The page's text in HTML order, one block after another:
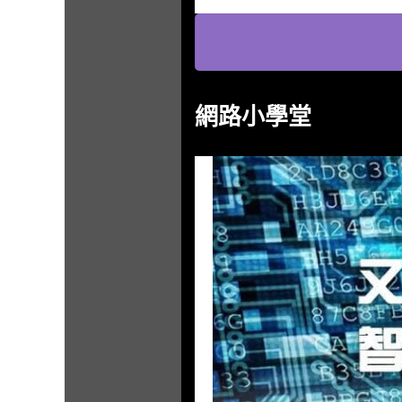
網路小學堂